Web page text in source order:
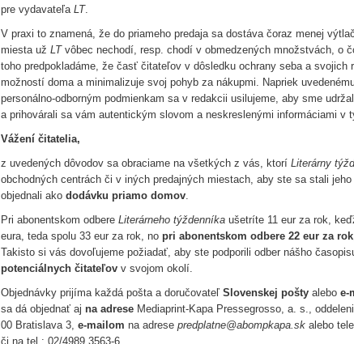
pre vydavateľa LT.
V praxi to znamená, že do priameho predaja sa dostáva čoraz menej
miesta už LT vôbec nechodí, resp. chodí v obmedzených množstvách, o
toho predpokladáme, že časť čitateľov v dôsledku ochrany seba a
možností doma a minimalizuje svoj pohyb za nákupmi. Napriek
personálno-odborným podmienkam sa v redakcii usilujeme, aby sme
a prihovárali sa vám autentickým slovom a neskreslenými informáciami v
Vážení čitatelia,
z uvedených dôvodov sa obraciame na všetkých z vás, ktorí Literárny
obchodných centrách či v iných predajných miestach, aby ste sa stali jeho
objednali ako dodávku priamo domov.
Pri abonentskom odbere Literárneho týždenníka ušetríte 11 eur za rok,
eura, teda spolu 33 eur za rok, no pri abonentskom odbere 22 eur za rok
Takisto si vás dovoľujeme požiadať, aby ste podporili odber nášho
potenciálnych čitateľov v svojom okolí.
Objednávky prijíma každá pošta a doručovateľ Slovenskej pošty alebo e-
sa dá objednať aj na adrese Mediaprint-Kapa Pressegrosso, a. s.,
00 Bratislava 3, e-mailom na adrese predplatne@abompkapa.sk alebo
či na tel.: 02/4989 3563-6.